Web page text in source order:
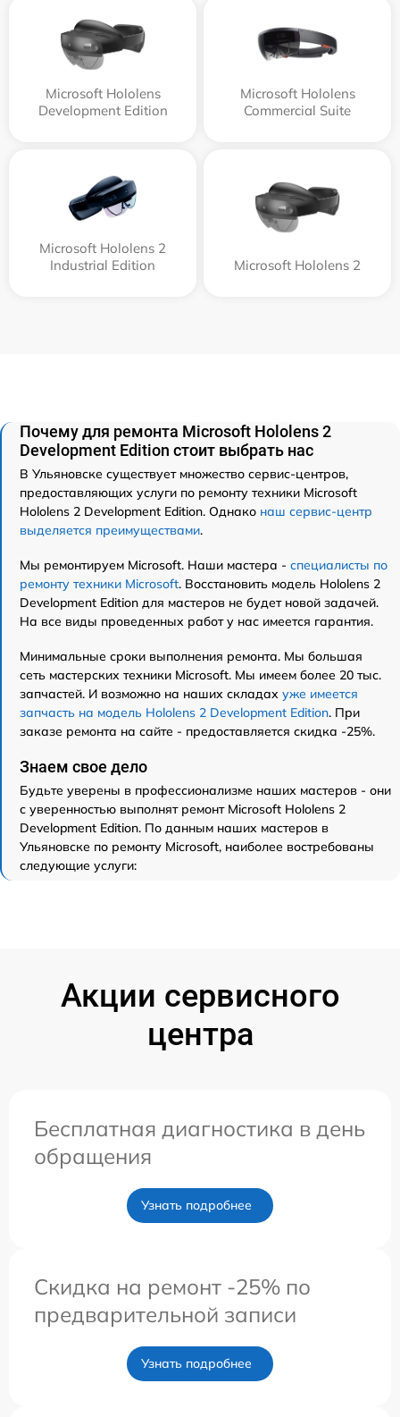
Microsoft Hololens
Development Edition
Microsoft Hololens
Commercial Suite
Microsoft Hololens 2
Industrial Edition
Microsoft Hololens 2
Почему для ремонта Microsoft Hololens 2
Development Edition стоит выбрать нас
В Ульяновске существует множество сервис-центров,
предоставляющих услуги по ремонту техники Microsoft
Hololens 2 Development Edition. Однако наш сервис-центр
выделяется преимуществами.
Мы ремонтируем Microsoft. Наши мастера - специалисты по
ремонту техники Microsoft. Восстановить модель Hololens 2
Development Edition для мастеров не будет новой задачей.
На все виды проведенных работ у нас имеется гарантия.
Минимальные сроки выполнения ремонта. Мы большая
сеть мастерских техники Microsoft. Мы имеем более 20 тыс.
запчастей. И возможно на наших складах уже имеется
запчасть на модель Hololens 2 Development Edition. При
заказе ремонта на сайте - предоставляется скидка -25%.
Знаем свое дело
Будьте уверены в профессионализме наших мастеров - они
с уверенностью выполнят ремонт Microsoft Hololens 2
Development Edition. По данным наших мастеров в
Ульяновске по ремонту Microsoft, наиболее востребованы
следующие услуги:
Акции сервисного
центра
Бесплатная диагностика в день
обращения
Узнать подробнее
Скидка на ремонт -25% по
предварительной записи
Узнать подробнее